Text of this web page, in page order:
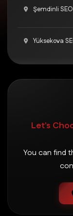
Şemdinli
Yüksekova
Let's
You can find